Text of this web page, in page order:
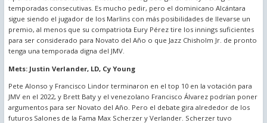
temporadas consecutivas. Es mucho pedir, pero el dominicano Alcántara
sigue siendo el jugador de los Marlins con más posibilidades de llevarse un
premio, al menos que su compatriota Eury Pérez tire los innings suficientes
para ser considerado para Novato del Año o que Jazz Chisholm Jr. de pronto
tenga una temporada digna del JMV.
Mets: Justin Verlander, LD, Cy Young
Pete Alonso y Francisco Lindor terminaron en el top 10 en la votación para
JMV en el 2022, y Brett Baty y el venezolano Francisco Álvarez podrían poner
argumentos para ser Novato del Año. Pero el debate gira alrededor de los
futuros Salones de la Fama Max Scherzer y Verlander. Scherzer tuvo